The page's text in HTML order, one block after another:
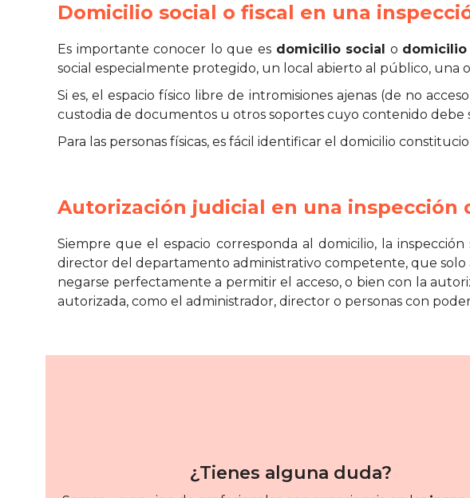
Domicilio social o fiscal en una
Es importante conocer lo que es domicilio social o domicilio
social especialmente protegido, un local abierto al público, una
Si es, el espacio físico libre de intromisiones ajenas (de no
custodia de documentos u otros soportes cuyo contenido
Para las personas físicas, es fácil identificar el domicilio
Autorización judicial en una inspección
Siempre que el espacio corresponda al domicilio, la
director del departamento administrativo competente, que solo
negarse perfectamente a permitir el acceso, o bien con la
autorizada, como el administrador, director o personas con
¿Tienes alguna duda?